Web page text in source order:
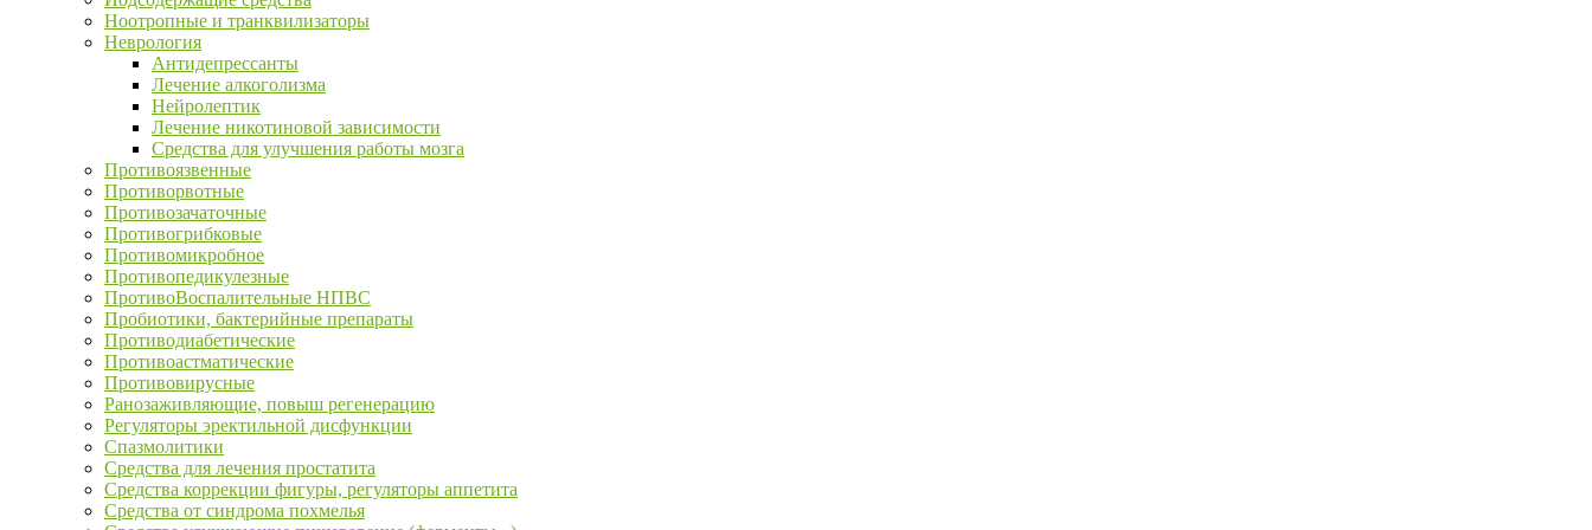
Ноотропные и транквилизаторы
Неврология
Антидепрессанты
Лечение алкоголизма
Нейролептик
Лечение никотиновой зависимости
Средства для улучшения работы мозга
Противоязвенные
Противорвотные
Противозачаточные
Противогрибковые
Противомикробное
Противопедикулезные
ПротивоВоспалительные НПВС
Пробиотики, бактерийные препараты
Противодиабетические
Противоастматические
Противовирусные
Ранозаживляющие, повыш регенерацию
Регуляторы эректильной дисфункции
Спазмолитики
Средства для лечения простатита
Средства коррекции фигуры, регуляторы аппетита
Средства от синдрома похмелья